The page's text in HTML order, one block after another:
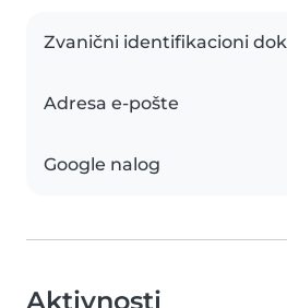
Zvanični identifikacioni
Adresa e-pošte
Google nalog
Aktivnosti